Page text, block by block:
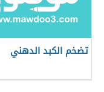
تضخم الكبد الدهني